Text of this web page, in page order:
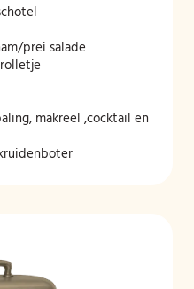
prei salade
makreel ,cocktail en